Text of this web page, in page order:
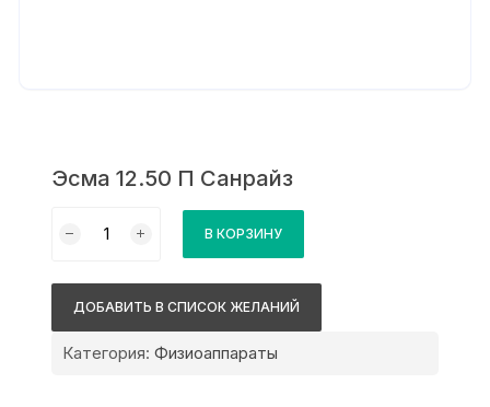
Эсма 12.50 П Санрайз
товара
Санрайз
В КОРЗИНУ
ДОБАВИТЬ В СПИСОК ЖЕЛАНИЙ
Категория:Физиоаппараты